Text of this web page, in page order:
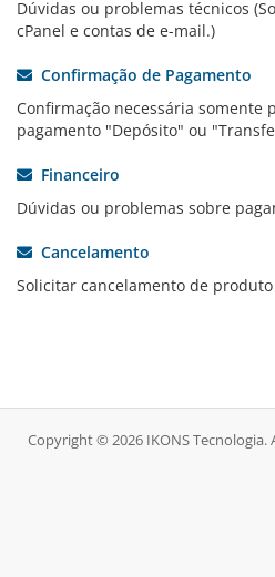
Dúvidas ou problemas técnicos
cPanel e contas de e-mail.)
Confirmação de Pagamento
Confirmação necessária somente
pagamento "Depósito" ou
Financeiro
Dúvidas ou problemas sobre
Cancelamento
Solicitar cancelamento de
Copyright © 2026 IKONS Tecnologia.